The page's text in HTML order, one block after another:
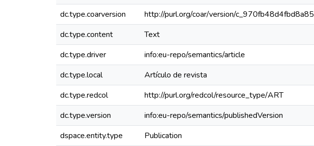
dc.type.coarversion
http://purl.org/coar/version/c_970fb48d4fbd8a85
dc.type.content
Text
dc.type.driver
info:eu-repo/semantics/article
dc.type.local
Artículo de revista
dc.type.redcol
http://purl.org/redcol/resource_type/ART
dc.type.version
info:eu-repo/semantics/publishedVersion
dspace.entity.type
Publication